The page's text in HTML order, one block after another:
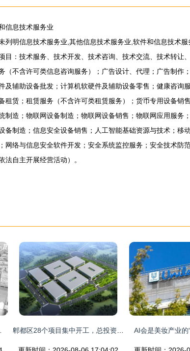
信息技术服务业
列明信息技术服务业,其他信息技术服务业,软件和信息技术
目：技术服务、技术开发、技术咨询、技术交流、技术转让
（不含许可类信息咨询服务）；广告设计、代理；广告制作
及辅助设备批发；计算机软硬件及辅助设备零售；健康咨询
租赁；租赁服务（不含许可类租赁服务）；货币专用设备销
制造；物联网设备制造；物联网设备销售；物联网应用服务
备制造；信息安全设备销售；人工智能基础资源与技术；移
网络与信息安全软件开发；安全系统监控服务；安全技术防
法自主开展经营活动）。
AI会是美妆产业的